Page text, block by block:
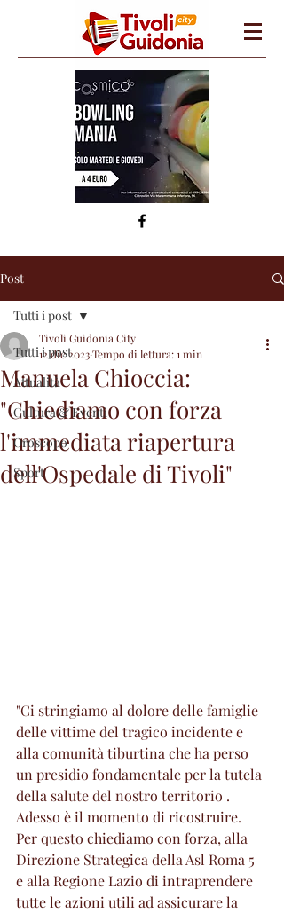
Post
Tutti i post
Attualità
Cultura & Eventi
Oroscopo
Sport
Tutti i post
Manuela Chioccia:
"Chiediamo con forza
l'immediata riapertura
dell'Ospedale di Tivoli"
Tivoli Guidonia City
12 dic 2023Tempo di lettura: 1 min
"Ci stringiamo al dolore delle famiglie
delle vittime del tragico incidente e
alla comunità tiburtina che ha perso
un presidio fondamentale per la tutela
della salute del nostro territorio .
Adesso è il momento di ricostruire.
Per questo chiediamo con forza, alla
Direzione Strategica della Asl Roma 5
e alla Regione Lazio di intraprendere
tutte le azioni utili ad assicurare la